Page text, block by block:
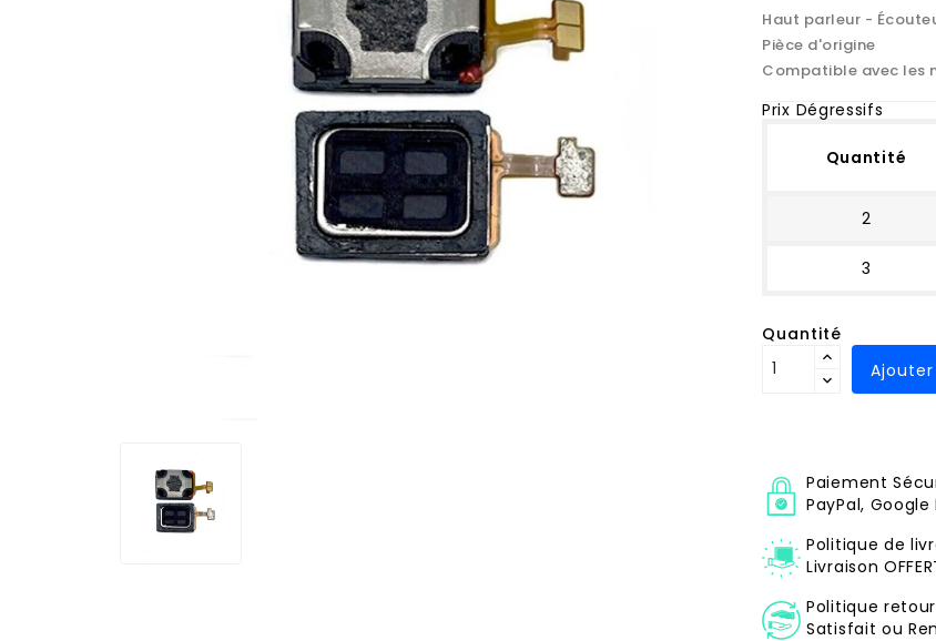
Haut parleur -
Pièce d'origine
Compatible avec les
Prix Dégressifs
Quantité
2
3
Quantité
Ajouter
Paiement
PayPal,
Politique de
Livraison
Politique
Satisfait ou